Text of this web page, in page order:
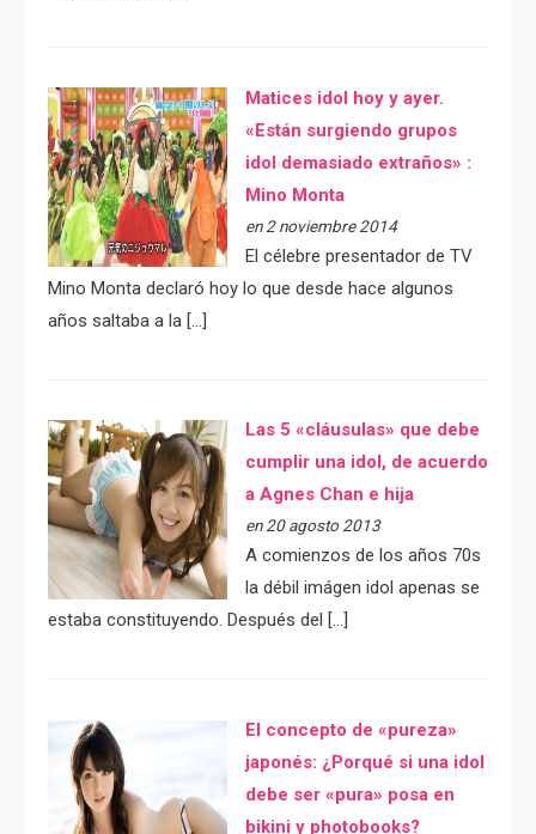
Matices idol hoy y ayer.
«Están surgiendo grupos
idol demasiado extraños» :
Mino Monta
en 2 noviembre 2014
El célebre presentador de TV
Mino Monta declaró hoy lo que desde hace algunos
años saltaba a la […]
Las 5 «cláusulas» que debe
cumplir una idol, de acuerdo
a Agnes Chan e hija
en 20 agosto 2013
A comienzos de los años 70s
la débil imágen idol apenas se
estaba constituyendo. Después del […]
El concepto de «pureza»
japonés: ¿Porqué si una idol
debe ser «pura» posa en
bikini y photobooks?